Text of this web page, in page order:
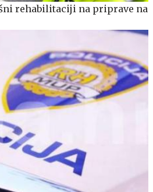
rehabilitaciji na priprave na